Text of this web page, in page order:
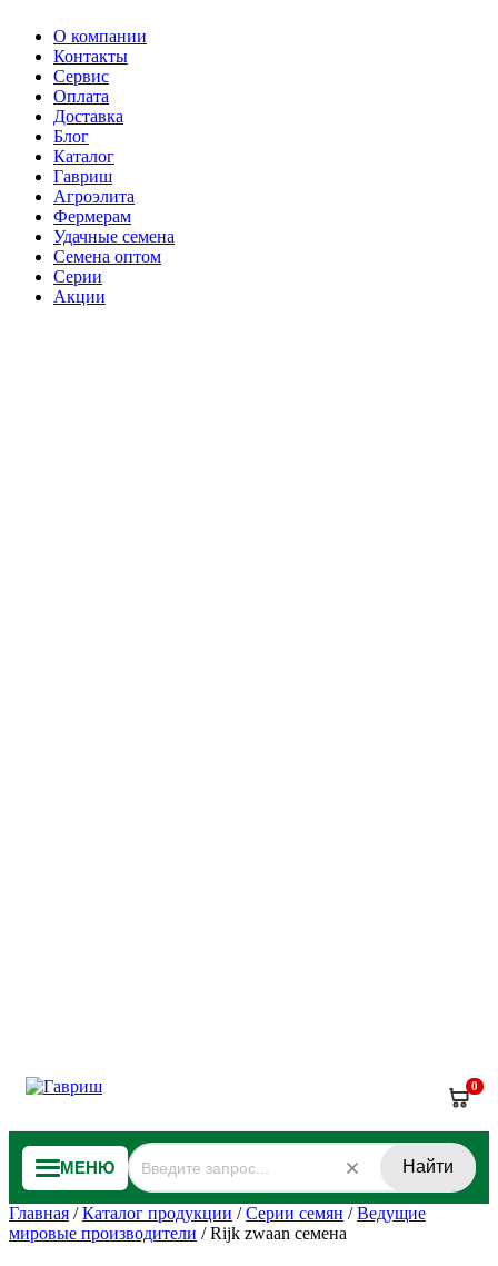
О компании
Контакты
Сервис
Оплата
Доставка
Блог
Каталог
Гавриш
Агроэлита
Фермерам
Удачные семена
Семена оптом
Серии
Акции
0
МЕНЮ Найти
Главная /Каталог продукции /Серии семян /Ведущие
мировые производители /Rijk zwaan семена